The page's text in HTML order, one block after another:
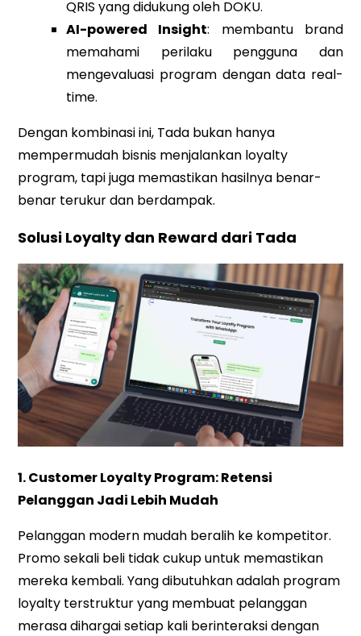
QRIS yang didukung oleh DOKU.
AI-powered Insight: membantu brand
memahami perilaku pengguna dan
mengevaluasi program dengan data real-
time.
Dengan kombinasi ini, Tada bukan hanya
mempermudah bisnis menjalankan loyalty
program, tapi juga memastikan hasilnya benar-
benar terukur dan berdampak.
Solusi Loyalty dan Reward dari Tada
1. Customer Loyalty Program: Retensi
Pelanggan Jadi Lebih Mudah
Pelanggan modern mudah beralih ke kompetitor.
Promo sekali beli tidak cukup untuk memastikan
mereka kembali. Yang dibutuhkan adalah program
loyalty terstruktur yang membuat pelanggan
merasa dihargai setiap kali berinteraksi dengan